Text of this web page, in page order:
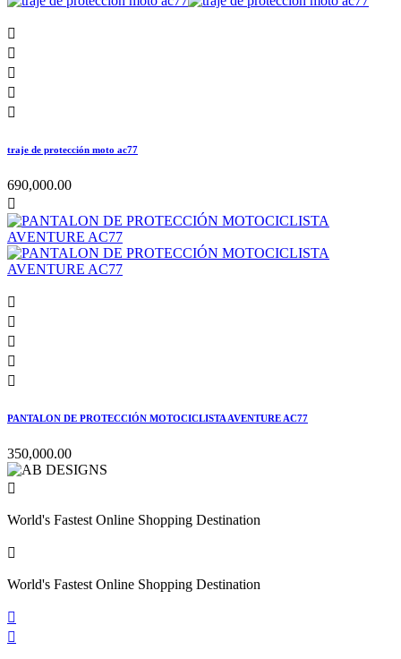





traje de protección moto ac77
690,000.00






PANTALON DE PROTECCIÓN MOTOCICLISTA AVENTURE AC77
350,000.00

World's Fastest Online Shopping Destination

World's Fastest Online Shopping Destination

